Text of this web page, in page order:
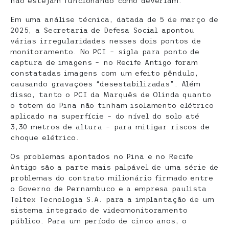
Em uma análise técnica, datada de 5 de março de
2025, a Secretaria de Defesa Social apontou
várias irregularidades nesses dois pontos de
monitoramento. No PCI – sigla para ponto de
captura de imagens – no Recife Antigo foram
constatadas imagens com um efeito pêndulo,
causando gravações “desestabilizadas”. Além
disso, tanto o PCI da Marquês de Olinda quanto
o totem do Pina não tinham isolamento elétrico
aplicado na superfície – do nível do solo até
3,30 metros de altura – para mitigar riscos de
choque elétrico.
Os problemas apontados no Pina e no Recife
Antigo são a parte mais palpável de uma série de
problemas do contrato milionário firmado entre
o Governo de Pernambuco e a empresa paulista
Teltex Tecnologia S.A. para a implantação de um
sistema integrado de videomonitoramento
público. Para um período de cinco anos, o